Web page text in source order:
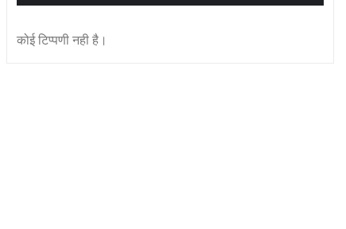
कोई टिप्पणी नही है।